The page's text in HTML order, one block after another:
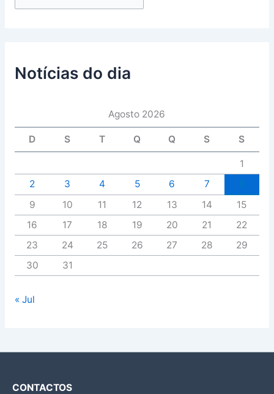
Notícias do dia
Agosto 2026
D S T Q Q S S
1
2
3 4 5 6 7
9
10 11 12 13 14
15
16
17 18 19 20 21
22
23
24 25 26 27 28
29
30
31
« Jul
CONTACTOS